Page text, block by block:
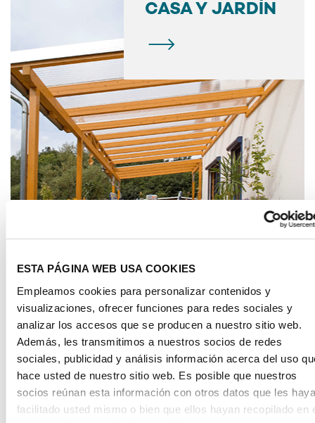
ESTA PÁGINA WEB USA COOKIES
Empleamos cookies para personalizar contenidos y
visualizaciones, ofrecer funciones para redes sociales y
analizar los accesos que se producen a nuestro sitio web.
Además, les transmitimos a nuestros socios de redes
sociales, publicidad y análisis información acerca del uso
hace usted de nuestro sitio web. Es posible que nuestros
socios reúnan esta información con otros datos que les haya
facilitado usted mismo o bien que ellos hayan recopilado en
CASA Y JARDÍN
Aplicaciones
LUMINARIAS